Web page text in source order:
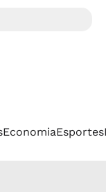
EconomiaEsportes